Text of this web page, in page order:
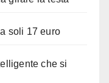
soli 17 euro
che si